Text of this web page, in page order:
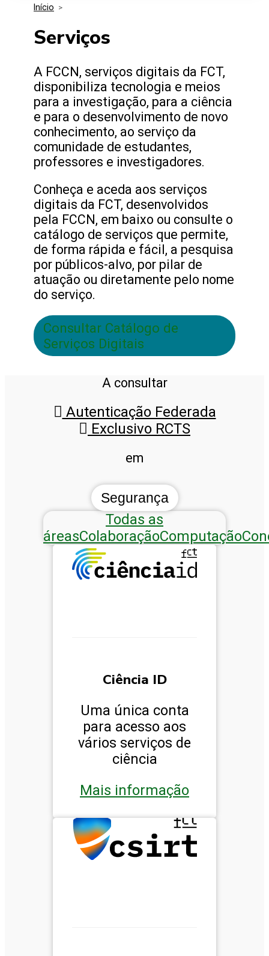
Media Kit
Entidades Ligadas
Perguntas Frequentes
Eventos
Início >
Serviços
A FCCN, serviços digitais da FCT,
disponibiliza tecnologia e meios
para a investigação, para a ciência
e para o desenvolvimento de novo
conhecimento, ao serviço da
comunidade de estudantes,
professores e investigadores.
Conheça e aceda aos serviços
digitais da FCT, desenvolvidos
pela FCCN, em baixo ou consulte o
catálogo de serviços que permite,
de forma rápida e fácil, a pesquisa
por públicos-alvo, por pilar de
atuação ou diretamente pelo nome
do serviço.
Consultar Catálogo de
Serviços Digitais
A consultar
Autenticação Federada
Exclusivo RCTS
em
Segurança
Todas as
áreasColaboraçãoComputação
Ciência ID
Uma única conta
para acesso aos
vários serviços de
ciência
Mais informação